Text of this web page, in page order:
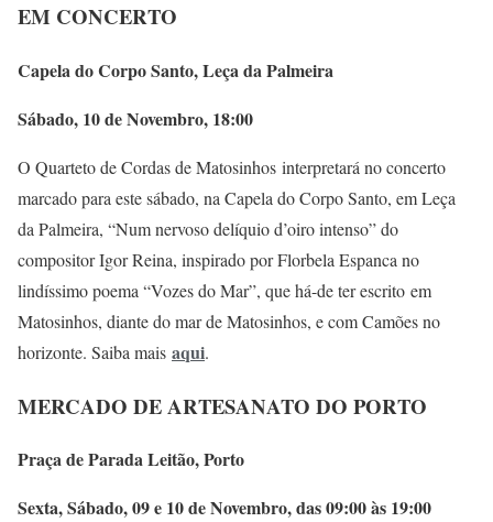
EM CONCERTO
Capela do Corpo Santo, Leça da Palmeira
Sábado, 10 de Novembro, 18:00
O Quarteto de Cordas de Matosinhos interpretará no concerto
marcado para este sábado, na Capela do Corpo Santo, em Leça
da Palmeira, “Num nervoso delíquio d’oiro intenso” do
compositor Igor Reina, inspirado por Florbela Espanca no
lindíssimo poema “Vozes do Mar”, que há-de ter escrito em
Matosinhos, diante do mar de Matosinhos, e com Camões no
horizonte. Saiba mais aqui.
MERCADO DE ARTESANATO DO PORTO
Praça de Parada Leitão, Porto
Sexta, Sábado, 09 e 10 de Novembro, das 09:00 às 19:00